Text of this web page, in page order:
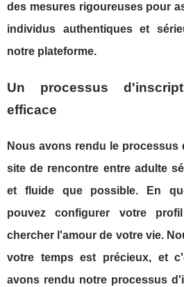
des mesures rigoureuses pour
individus authentiques et
notre plateforme.
Un processus
efficace
Nous avons rendu le
site de rencontre entre adulte
et fluide que possible. En
pouvez configurer votre
chercher l'amour de votre vie.
votre temps est précieux, et
avons rendu notre processus